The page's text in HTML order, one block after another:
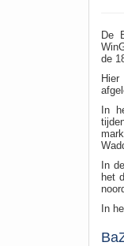
De
de
In
In
het
In